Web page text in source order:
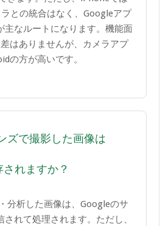
との統合はなく、Googleアプ
主なルートになります。機能面
はありませんが、カメラアプ
の方が高いです。
ズで撮影した画像は
れますか？
分析した画像は、Googleのサ
れて処理されます。ただし、